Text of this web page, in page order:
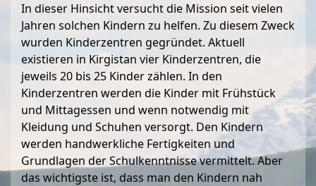
In dieser Hinsicht versucht die Mission seit vielen
Jahren solchen Kindern zu helfen. Zu diesem Zweck
wurden Kinderzentren gegründet. Aktuell
existieren in Kirgistan vier Kinderzentren, die
jeweils 20 bis 25 Kinder zählen. In den
Kinderzentren werden die Kinder mit Frühstück
und Mittagessen und wenn notwendig mit
Kleidung und Schuhen versorgt. Den Kindern
werden handwerkliche Fertigkeiten und
Grundlagen der Schulkenntnisse vermittelt. Aber
das wichtigste ist, dass man den Kindern nah